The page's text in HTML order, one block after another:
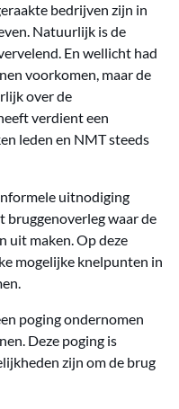
bedrijven zijn in
Natuurlijk is de
En wellicht had
voorkomen, maar de
over de
verdient een
leden en NMT steeds
uitnodiging
bruggenoverleg waar de
uit maken. Op deze
mogelijke knelpunten in
poging ondernomen
Deze poging is
zijn om de brug